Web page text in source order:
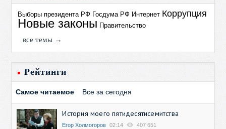
Выборы президента РФ Госдума РФ Интернет Коррупция
Новые законы Правительство
все темы →
Рейтинги
Самое читаемое Все за сегодня
История моего пятидесятисемитства
Егор Холмогоров 02:14 407 651